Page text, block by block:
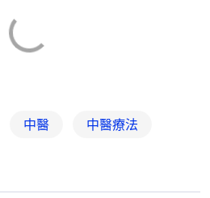
中醫 中醫療法